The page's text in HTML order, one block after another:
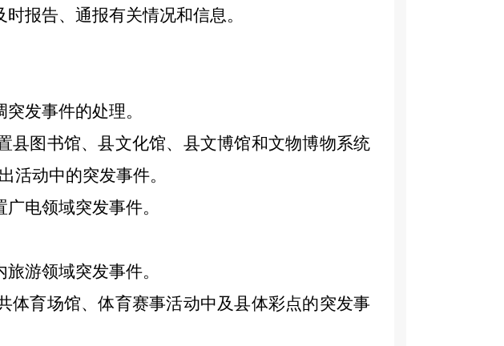
时报告、通报有关情况和信息。
突发事件的处理。
县图书馆、县文化馆、 县文博馆和文物博物系统
活动中的突发事件。
广电领域突发事件。
旅游领域突发事件。
体育场馆、体育赛事活动中及县体彩点的突发事